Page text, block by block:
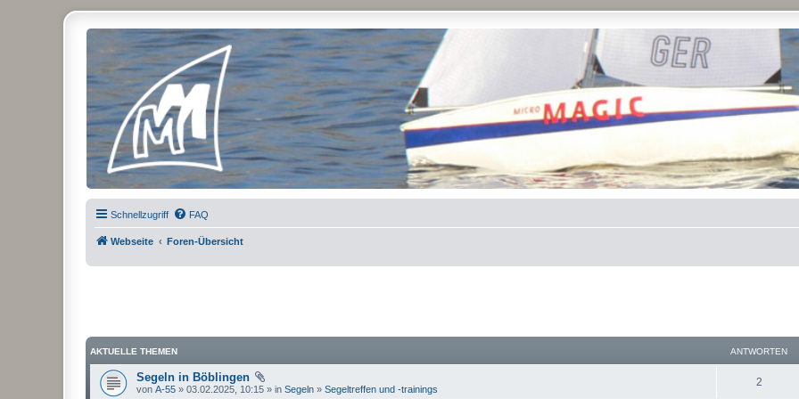
Micro Magic Forum Deutschland
Schnellzugriff FAQ
Webseite Foren-Übersicht
AKTUELLE THEMEN ANTWORTEN
Segeln in Böblingen
von A-55 » 03.02.2025, 10:15 » in Segeln » Segeltreffen und -trainings
2